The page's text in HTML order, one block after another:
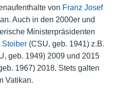
von Franz Josef
Auch in den 2000er und
Ministerpräsidenten
Stoiber(CSU, geb. 1941) z.B.
geb. 1949) 2009 und 2015
1967) 2018. Stets galten
Vatikan.